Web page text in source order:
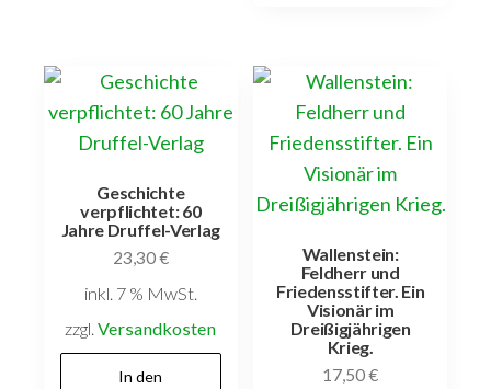
Geschichte
verpflichtet: 60
Jahre Druffel-Verlag
23,30€
inkl. 7 % MwSt.
zzgl.Versandkosten
In den
Wallenstein:
Feldherr und
Friedensstifter. Ein
Visionär im
Dreißigjährigen
Krieg.
17,50€